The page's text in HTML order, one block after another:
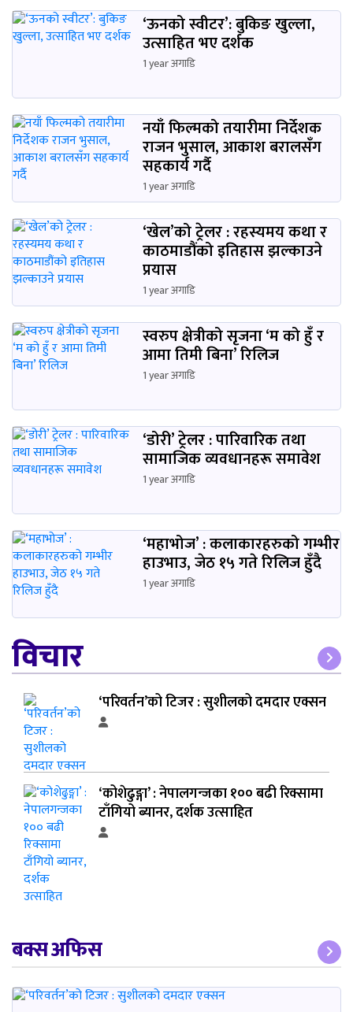
‘ऊनको स्वीटर’: बुकिङ खुल्ला,
उत्साहित भए दर्शक
1 year अगाडि
नयाँ फिल्मको तयारीमा निर्देशक
राजन भुसाल, आकाश बरालसँग
सहकार्य गर्दै
1 year अगाडि
‘खेल’को ट्रेलर : रहस्यमय कथा र
काठमाडौंको इतिहास झल्काउने
प्रयास
1 year अगाडि
स्वरुप क्षेत्रीको सृजना ‘म को हुँ र
आमा तिमी बिना’ रिलिज
1 year अगाडि
‘डोरी’ ट्रेलर : पारिवारिक तथा
सामाजिक व्यवधानहरू समावेश
1 year अगाडि
‘महाभोज’ : कलाकारहरुको गम्भीर
हाउभाउ, जेठ १५ गते रिलिज हुँदै
1 year अगाडि
विचार
‘परिवर्तन’को टिजर : सुशीलको दमदार एक्सन
‘कोशेढुङ्गा’ : नेपालगन्जका १०० बढी रिक्सामा
टाँगियो ब्यानर, दर्शक उत्साहित
बक्स अफिस